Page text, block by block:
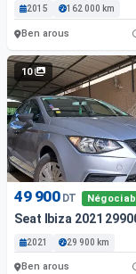
2015 162 000 km
Ben arous
10
49 900 DT
Seat Ibiza 2021
2021 29 900 km
Ben arous